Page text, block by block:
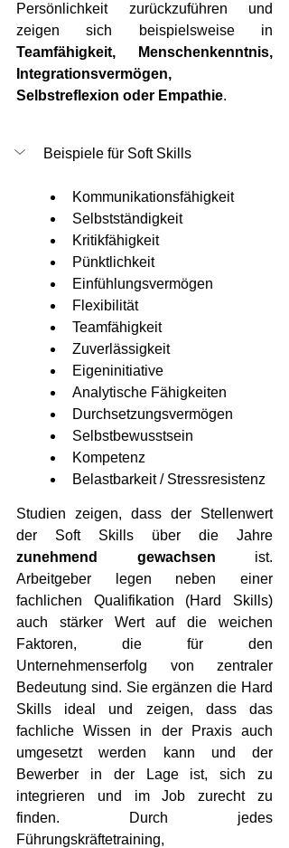
Persönlichkeit zurückzuführen und
Teamfähigkeit, Menschenkenntnis,
Integrationsvermögen,
Selbstreflexion oder Empathie.
Beispiele für Soft Skills
Kommunikationsfähigkeit
Selbstständigkeit
Kritikfähigkeit
Pünktlichkeit
Einfühlungsvermögen
Flexibilität
Teamfähigkeit
Zuverlässigkeit
Eigeninitiative
Analytische Fähigkeiten
Durchsetzungsvermögen
Selbstbewusstsein
Kompetenz
Belastbarkeit / Stressresistenz
Studien zeigen, dass der Stellenwert
zunehmend gewachsen ist.
Arbeitgeber legen neben einer
fachlichen Qualifikation (Hard Skills)
auch stärker Wert auf die weichen
Faktoren, die für den
Unternehmenserfolg von zentraler
Bedeutung sind. Sie ergänzen die Hard
Skills ideal und zeigen, dass das
fachliche Wissen in der Praxis auch
umgesetzt werden kann und der
Bewerber in der Lage ist, sich zu
integrieren und im Job zurecht zu
finden. Durch jedes
Führungskräftetraining,